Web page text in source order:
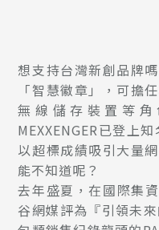
想支持台灣新創品牌
「智慧徽章」，可擔
無線儲存裝置等角
MEXXENGER已登上
以超標成績吸引大量
能不知道呢？
去年盛夏，在國際集
谷網媒評為『引領未